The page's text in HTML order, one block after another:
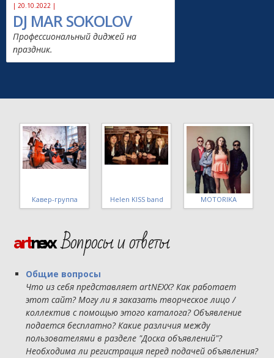
| 20.10.2022 |
DJ MAR SOKOLOV
Профессиональный диджей на
праздник.
Стиляги band МШ 4 уровня ВИГ Татьяна Макарова
artnexx Вопросы и ответы
Общие вопросы
Что из себя представляет artNEXX? Как работает
этот сайт? Могу ли я заказать творческое лицо /
коллектив с помощью этого каталога? Объявление
подается бесплатно? Какие различия между
пользователями в разделе "Доска объявлений"?
Необходима ли регистрация перед подачей объявления?